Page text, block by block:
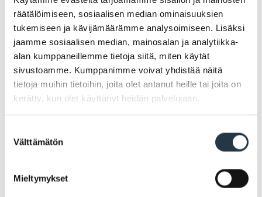
räätälöimiseen, sosiaalisen median ominaisuuksien
tukemiseen ja kävijämäärämme analysoimiseen. Lisäksi
jaamme sosiaalisen median, mainosalan ja analytiikka-
alan kumppaneillemme tietoja siitä, miten käytät
sivustoamme. Kumppanimme voivat yhdistää näitä
tietoja muihin tietoihin, joita olet antanut heille tai joita on
kerätty, kun olet käyttänyt heidän palvelujaan.
valinta
Välttämätön
Mieltymykset
Oppilaskunnan ohjaajina toimivat koulumme
opettajat.